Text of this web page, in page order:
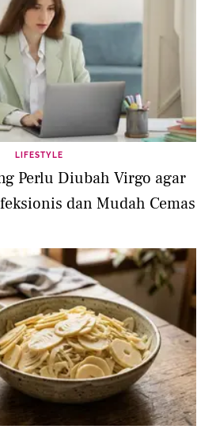
LIFESTYLE
Perlu Diubah Virgo agar
dan Mudah Cemas